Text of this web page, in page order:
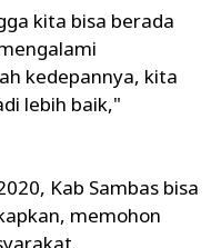
kita bisa berada
kedepannya, kita
lebih baik,"
Kab Sambas bisa
memohon